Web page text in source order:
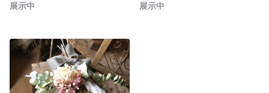
展示中
展示中